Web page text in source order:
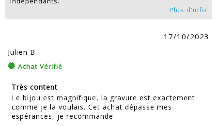
Plus d'info
17/10/2023
Julien B.
Achat Vérifié
Très content
Le bijou est magnifique, la gravure est exactement
comme je la voulais. Cet achat dépasse mes
espérances, je recommande